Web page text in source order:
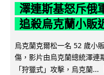
澤連斯基怒斥俄
追殺烏克蘭小販
烏克蘭克爾松一名 52 歲小
傷，影片由烏克蘭總統澤連
「狩獵式」攻擊，烏克蘭...